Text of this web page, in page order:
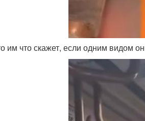
им что скажет, если одним видом